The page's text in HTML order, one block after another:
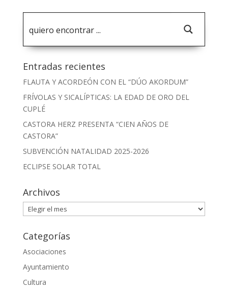
Entradas recientes
FLAUTA Y ACORDEÓN CON EL “DÚO AKORDUM”
FRÍVOLAS Y SICALÍPTICAS: LA EDAD DE ORO DEL
CUPLÉ
CASTORA HERZ PRESENTA “CIEN AÑOS DE
CASTORA”
SUBVENCIÓN NATALIDAD 2025-2026
ECLIPSE SOLAR TOTAL
Archivos
Archivos
Categorías
Asociaciones
Ayuntamiento
Cultura